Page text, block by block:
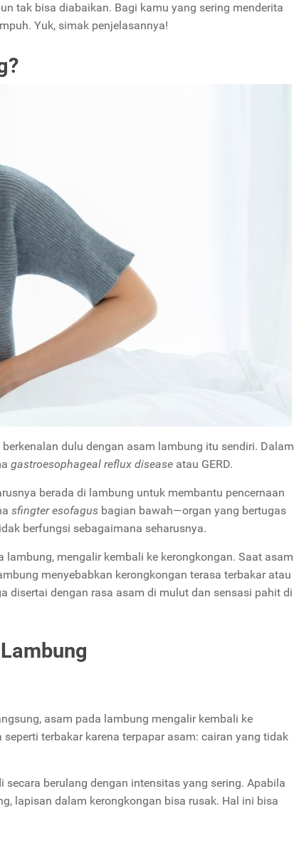
tak bisa diabaikan. Bagi kamu yang sering menderita
Yuk, simak penjelasannya!
dulu dengan asam lambung itu sendiri. Dalam
gastroesophageal reflux disease atau GERD.
berada di lambung untuk membantu pencernaan
sfingter esofagus bagian bawah—organ yang bertugas
berfungsi sebagaimana seharusnya.
mengalir kembali ke kerongkongan. Saat asam
menyebabkan kerongkongan terasa terbakar atau
disertai dengan rasa asam di mulut dan sensasi pahit di
asam pada lambung mengalir kembali ke
terbakar karena terpapar asam: cairan yang tidak
berulang dengan intensitas yang sering. Apabila
lapisan dalam kerongkongan bisa rusak. Hal ini bisa